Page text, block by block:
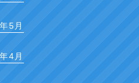
5月
4月